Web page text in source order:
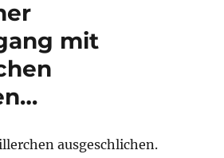
mit
ausgeschlichen.